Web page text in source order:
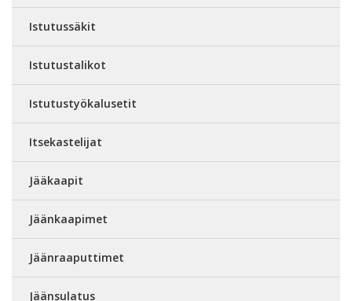
Istutussäkit
Istutustalikot
Istutustyökalusetit
Itsekastelijat
Jääkaapit
Jäänkaapimet
Jäänraaputtimet
Jäänsulatus